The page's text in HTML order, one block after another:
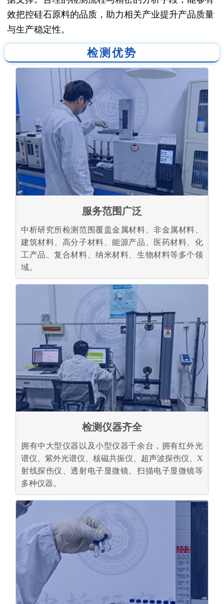
效把控硅石原料的品质，助力相关产业提升产品质量
与生产稳定性。
检测优势
服务范围广泛
中析研究所检测范围覆盖金属材料、非金属材料、
建筑材料、高分子材料、能源产品、医药材料、化
工产品、复合材料、纳米材料、生物材料等多个领
域。
检测仪器齐全
拥有中大型仪器以及小型仪器千余台，拥有红外光
谱仪、紫外光谱仪、核磁共振仪、超声波探伤仪、X
射线探伤仪、透射电子显微镜、扫描电子显微镜等
多种仪器。